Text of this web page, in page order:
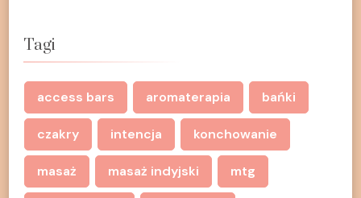
Tagi
access bars aromaterapia bańki
czakry intencja konchowanie
masaż masaż indyjski mtg